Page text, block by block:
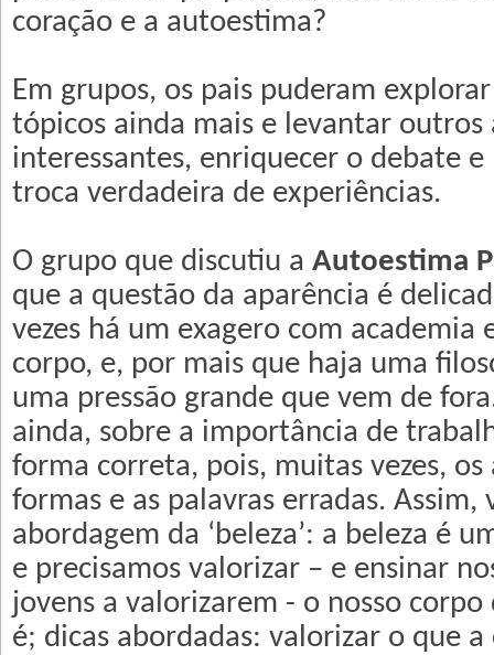
coração e a autoestima?
Em grupos, os pais puderam
tópicos ainda mais e levantar outros
interessantes, enriquecer o debate
troca verdadeira de experiências.
O grupo que discutiu a Autoestima
que a questão da aparência é
vezes há um exagero com academia
corpo, e, por mais que haja uma
uma pressão grande que vem de
ainda, sobre a importância de
forma correta, pois, muitas vezes, os
formas e as palavras erradas. Assim,
abordagem da ‘beleza’: a beleza é
e precisamos valorizar – e ensinar
jovens a valorizarem - o nosso
é; dicas abordadas: valorizar o que